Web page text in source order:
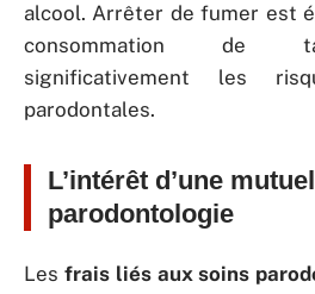
alcool. Arrêter de fumer est
consommation de
significativement les
parodontales.
L’intérêt d’une
parodontologie
Les frais liés aux soins